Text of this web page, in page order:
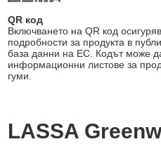
QR код
Включването на QR код
подробности за продукта в
база данни на ЕС. Кодът може
информационни листове за
гуми.
LASSA